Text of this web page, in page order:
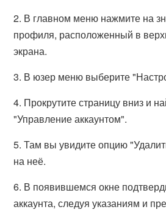
2. В главном меню нажмите на
профиля, расположенный в
экрана.
3. В юзер меню выберите
4. Прокрутите страницу вниз и
"Управление аккаунтом".
5. Там вы увидите опцию
на неё.
6. В появившемся окне
аккаунта, следуя указаниям и